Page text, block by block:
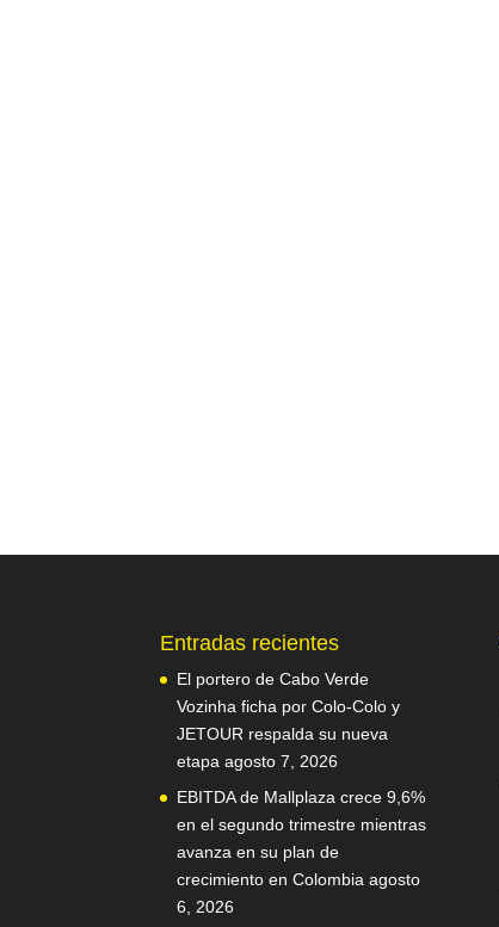
Entradas recientes
El portero de Cabo Verde
Vozinha ficha por Colo-Colo y
JETOUR respalda su nueva
etapa agosto 7, 2026
EBITDA de Mallplaza crece 9,6%
en el segundo trimestre mientras
avanza en su plan de
crecimiento en Colombia agosto
6, 2026